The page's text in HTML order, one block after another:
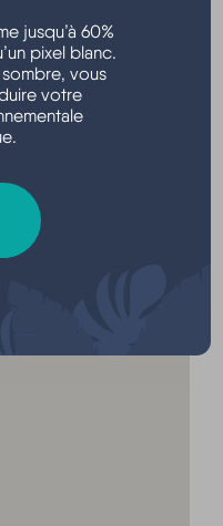
Place de l'Église,
Hourtin, France
jusqu’à 60%
pixel blanc.
vous
votre